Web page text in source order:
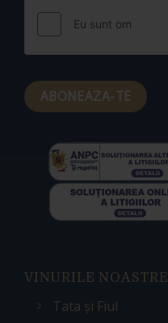
VINURILE NOASTRE
Tata și Fiul